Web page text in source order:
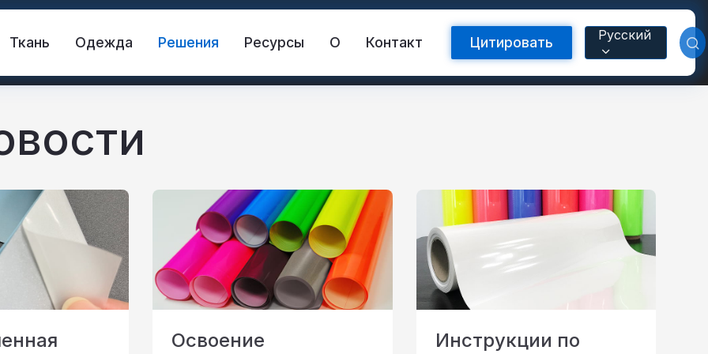
Ткань Одежда Решения Ресурсы О Контакт Цитировать Русский
ткань Спасательный жилет Светоотражающая лента FR
Светоотражающий винил с теплопередачей
Освоение
Инструкции по